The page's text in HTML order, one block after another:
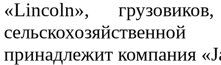
«Lincoln»,
принадлежит компания